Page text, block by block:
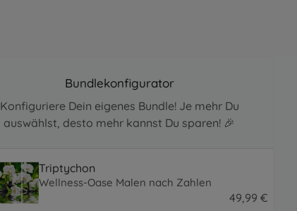
Bundlekonfigurator
Konfiguriere Dein eigenes Bundle! Je mehr Du
auswählst, desto mehr kannst Du sparen! 🎉
Triptychon
Wellness-Oase Malen nach Zahlen
49,99 €